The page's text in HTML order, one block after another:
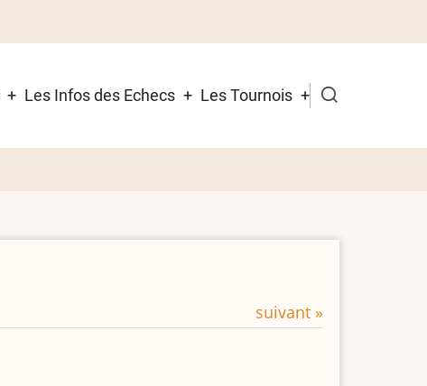
Les Infos des Echecs Les Tournois
suivant »